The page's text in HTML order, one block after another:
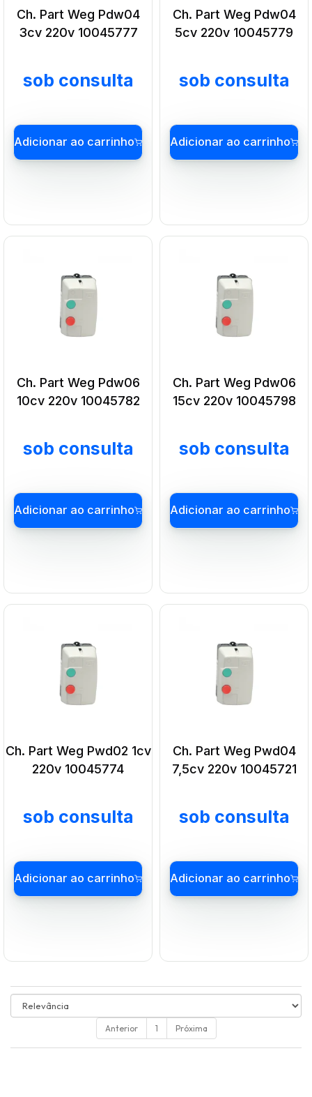
Ch. Part Weg Pdw04
3cv 220v 10045777
sob consulta
Ch. Part Weg Pdw04
5cv 220v 10045779
sob consulta
Adicionar ao
Ch. Part Weg Pdw06
10cv 220v 10045782
sob consulta
Adicionar ao carrinho
Ch. Part Weg Pdw06
15cv 220v 10045798
sob consulta
Adicionar ao
Ch. Part Weg Pwd02 1cv
220v 10045774
sob consulta
Ch. Part Weg Pwd04
7,5cv 220v 10045721
sob consulta
Anterior 1 Próxima